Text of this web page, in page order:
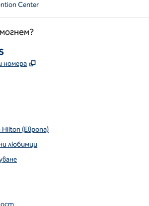
Center
номера ,
(Европа)
любимци